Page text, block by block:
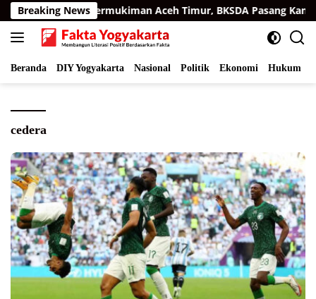
Langsung
ke
konten
Breaking News
Sumatra di Permukiman Aceh Timur, BKSDA Pasang Kamera
Beranda DIY Yogyakarta Nasional Politik Ekonomi Hukum
cedera